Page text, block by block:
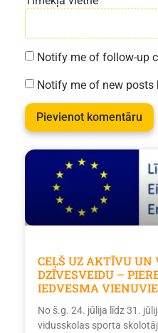
Notify me of follow-up
Notify me of new posts
CEĻŠ UZ AKTĪVU UN
DZĪVESVEIDU –
IEDVESMA
No š.g. 24. jūlija līdz 31.
vidusskolas sporta